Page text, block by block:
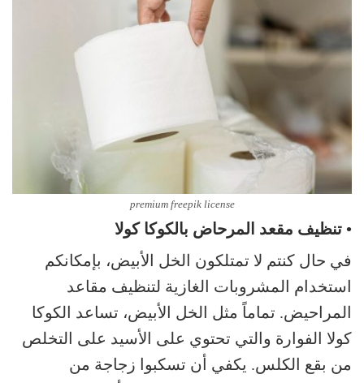
premium freepik license
• تنظيف مقعد المرحاض بالكوكا كولا
في حال كنتم لا تمتلكون الخل الأبيض، بإمكانكم
استخدام المشروبات الغازية لتنظيف مقاعد
المراحيض. تماماً مثل الخل الأبيض، تساعد الكوكا
كولا الفوارة والتي تحتوي على الأسيد على التخلص
من بقع الكلس. يكفي أن تسكبوا زجاجة من